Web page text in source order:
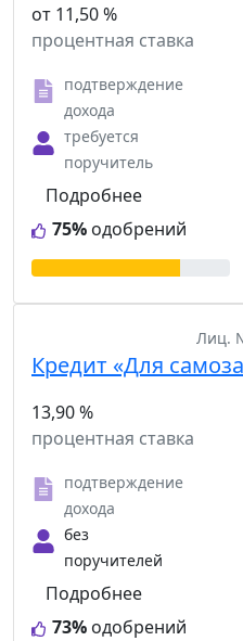
от 11,50 %
процентная ставка
подтверждение
дохода
требуется
поручитель
75% одобрений
Подробнее
Лиц.
Кредит «Для
13,90 %
процентная ставка
подтверждение
дохода
без
поручителей
73% одобрений
Подробнее